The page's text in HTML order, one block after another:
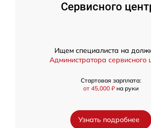
Сервисного
Ищем специалиста на
Администратора сервисного
Стартовая зарплата:
от 45,000 ₽ на руки
Узнать подробнее